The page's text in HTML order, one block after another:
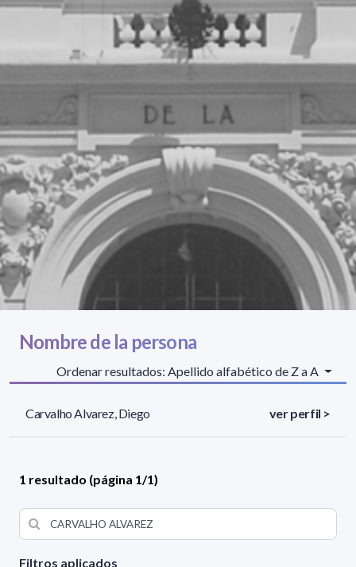
Filtros aplicados
Nombre de la persona
Ordenar resultados: Apellido alfabético de Z a A
Carvalho Alvarez, Diego ver perfil >
1 resultado (página 1/1)